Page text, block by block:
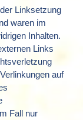
Linksetzung
waren im
Inhalten.
Links
auf
Fall nur